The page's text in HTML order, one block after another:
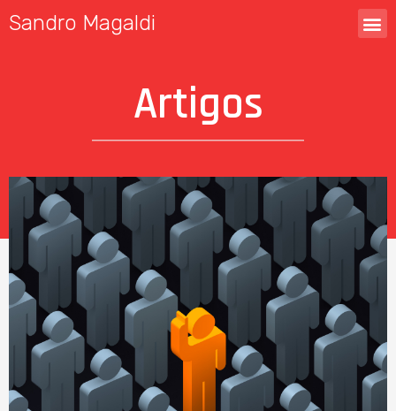
Sandro Magaldi
Artigos